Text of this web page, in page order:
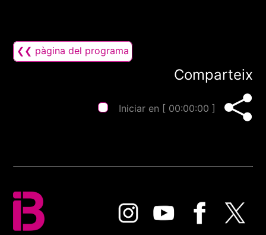
❮❮ pàgina del programa
Comparteix
Iniciar en [ 00:00:00 ]